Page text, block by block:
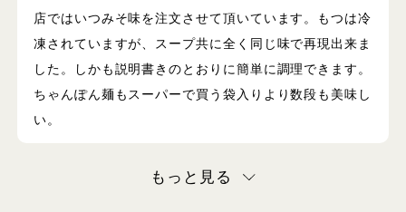
店ではいつみそ味を注文させて頂いています。もつは冷
凍されていますが、スープ共に全く同じ味で再現出来ま
した。しかも説明書きのとおりに簡単に調理できます。
ちゃんぽん麺もスーパーで買う袋入りより数段も美味し
い。
もっと見る